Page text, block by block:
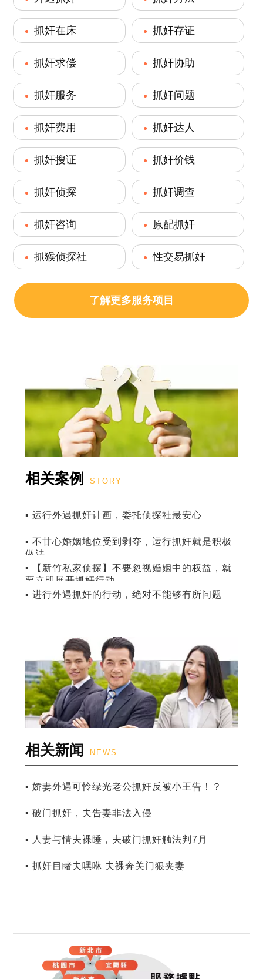
抓奸在床 抓奸存证
抓奸求偿 抓奸协助
抓奸服务 抓奸问题
抓奸费用 抓奸达人
抓奸搜证 抓奸价钱
抓奸侦探 抓奸调查
抓奸咨询 原配抓奸
抓猴侦探社 性交易抓奸
了解更多服务项目
相关案例 STORY
▪ 运行外遇抓奸计画，委托侦探社最安心
▪ 不甘心婚姻地位受到剥夺，运行抓奸就是积极
做法
▪ 【新竹私家侦探】不要忽视婚姻中的权益，就
要立即展开抓奸行动
▪ 进行外遇抓奸的行动，绝对不能够有所问题
相关新闻 NEWS
▪ 娇妻外遇可怜绿光老公抓奸反被小王告！？
▪ 破门抓奸，夫告妻非法入侵
▪ 人妻与情夫裸睡，夫破门抓奸触法判7月
▪ 抓奸目睹夫嘿咻 夫裸奔关门狠夹妻